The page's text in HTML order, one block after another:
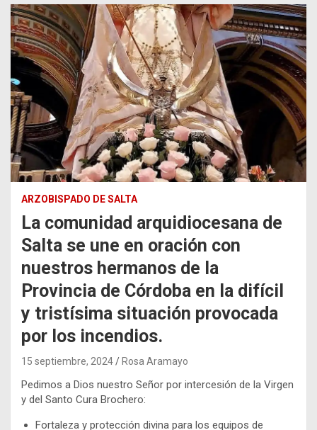
ARZOBISPADO DE SALTA
La comunidad arquidiocesana de
Salta se une en oración con
nuestros hermanos de la
Provincia de Córdoba en la difícil
y tristísima situación provocada
por los incendios.
15 septiembre, 2024 Rosa Aramayo
Pedimos a Dios nuestro Señor por intercesión de la Virgen
y del Santo Cura Brochero:
Fortaleza y protección divina para los equipos de